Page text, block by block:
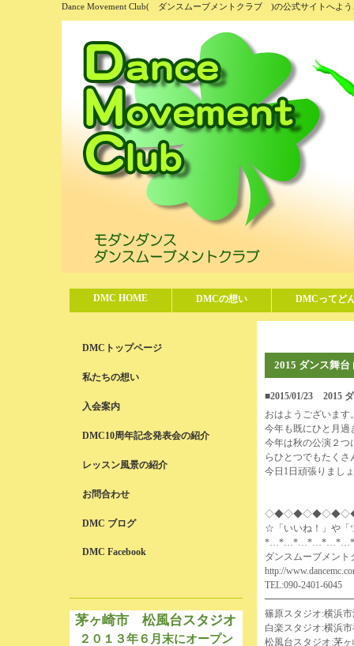
Dance Movement Club( ダンスムーブメントクラブ )の公式サイトへよう
DMC HOME DMCの想い DMCってど
2015 ダンス舞台
■2015/01/23
2015
おはようございま
今年も既にひと月過
今年は秋の公演２つ
らひとつでもたく
今日1日頑張りまし
☆「いいね！」や「
ダンスムーブメント
http://
TEL:090-2401-6045
篠原スタジオ:横浜
白楽スタジオ:横浜
松風台スタジオ:茅ヶ
DMCトップページ
私たちの想い
入会案内
DMC10周年記念発表会の紹介
レッスン風景の紹介
お問合わせ
DMC ブログ
DMC Facebook
茅ヶ崎市 松風台スタジオ
２０１３年６月末にオープン